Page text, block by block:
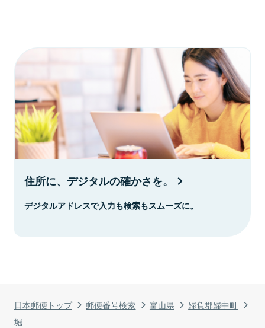
日本郵便トップ 郵便番号検索 富山県
婦負郡婦中町
堀
住所に、デジタルの確かさを。
デジタルアドレスで入力も検索もスムーズに。